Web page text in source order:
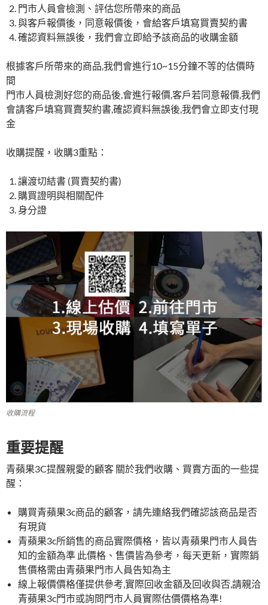
門市人員會檢測、評估您所帶來的商品
與客戶報價後，同意報價後，會給客戶填寫買賣契約書
確認資料無誤後，我們會立即給予該商品的收購金額
根據客戶所帶來的商品,我們會進行10~15分鐘不等的估價時
間
門市人員檢測好您的商品後,會進行報價,客戶若同意報價,我們
會請客戶填寫買賣契約書,確認資料無誤後,我們會立即支付現
金
收購提醒，收購3重點：
讓渡切結書 (買賣契約書)
購買證明與相關配件
身分證
收購流程
重要提醒
青蘋果3C提醒親愛的顧客 關於我們收購、買賣方面的一些提
醒：
購買青蘋果3c商品的顧客，請先連絡我們確認該商品是否
有現貨
青蘋果3c所銷售的商品實際價格，皆以青蘋果門市人員告
知的金額為準 此價格、售價皆為參考，每天更新，實際銷
售價格需由青蘋果門市人員告知為主
線上報價價格僅提供參考,實際回收金額及回收與否,請親洽
青蘋果3c門市或詢問門市人員實際估價價格為準!